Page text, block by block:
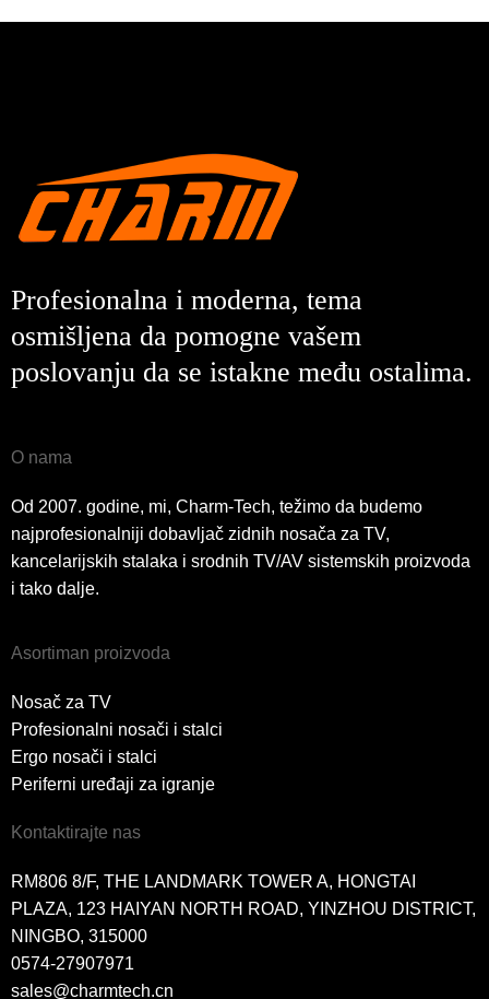
Profesionalna i moderna, tema
osmišljena da pomogne vašem
poslovanju da se istakne među ostalima.
O nama
Od 2007. godine, mi, Charm-Tech, težimo da budemo
najprofesionalniji dobavljač zidnih nosača za TV,
kancelarijskih stalaka i srodnih TV/AV sistemskih proizvoda
i tako dalje.
Asortiman proizvoda
Nosač za TV
Profesionalni nosači i stalci
Ergo nosači i stalci
Periferni uređaji za igranje
Kontaktirajte nas
RM806 8/F, THE LANDMARK TOWER A, HONGTAI
PLAZA, 123 HAIYAN NORTH ROAD, YINZHOU DISTRICT,
NINGBO, 315000
0574-27907971
sales@charmtech.cn